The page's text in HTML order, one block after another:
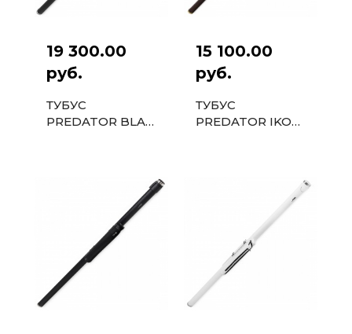
19 300.00
руб.
ТУБУС
PREDATOR BLAK
15 100.00
руб.
ТУБУС
PREDATOR IKON